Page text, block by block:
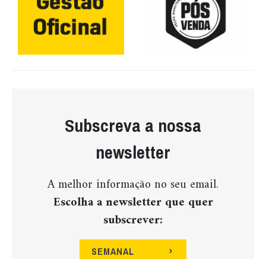
Subscreva a nossa
newsletter
A melhor informação no seu email.
Escolha a newsletter que quer
subscrever:
SEMANAL